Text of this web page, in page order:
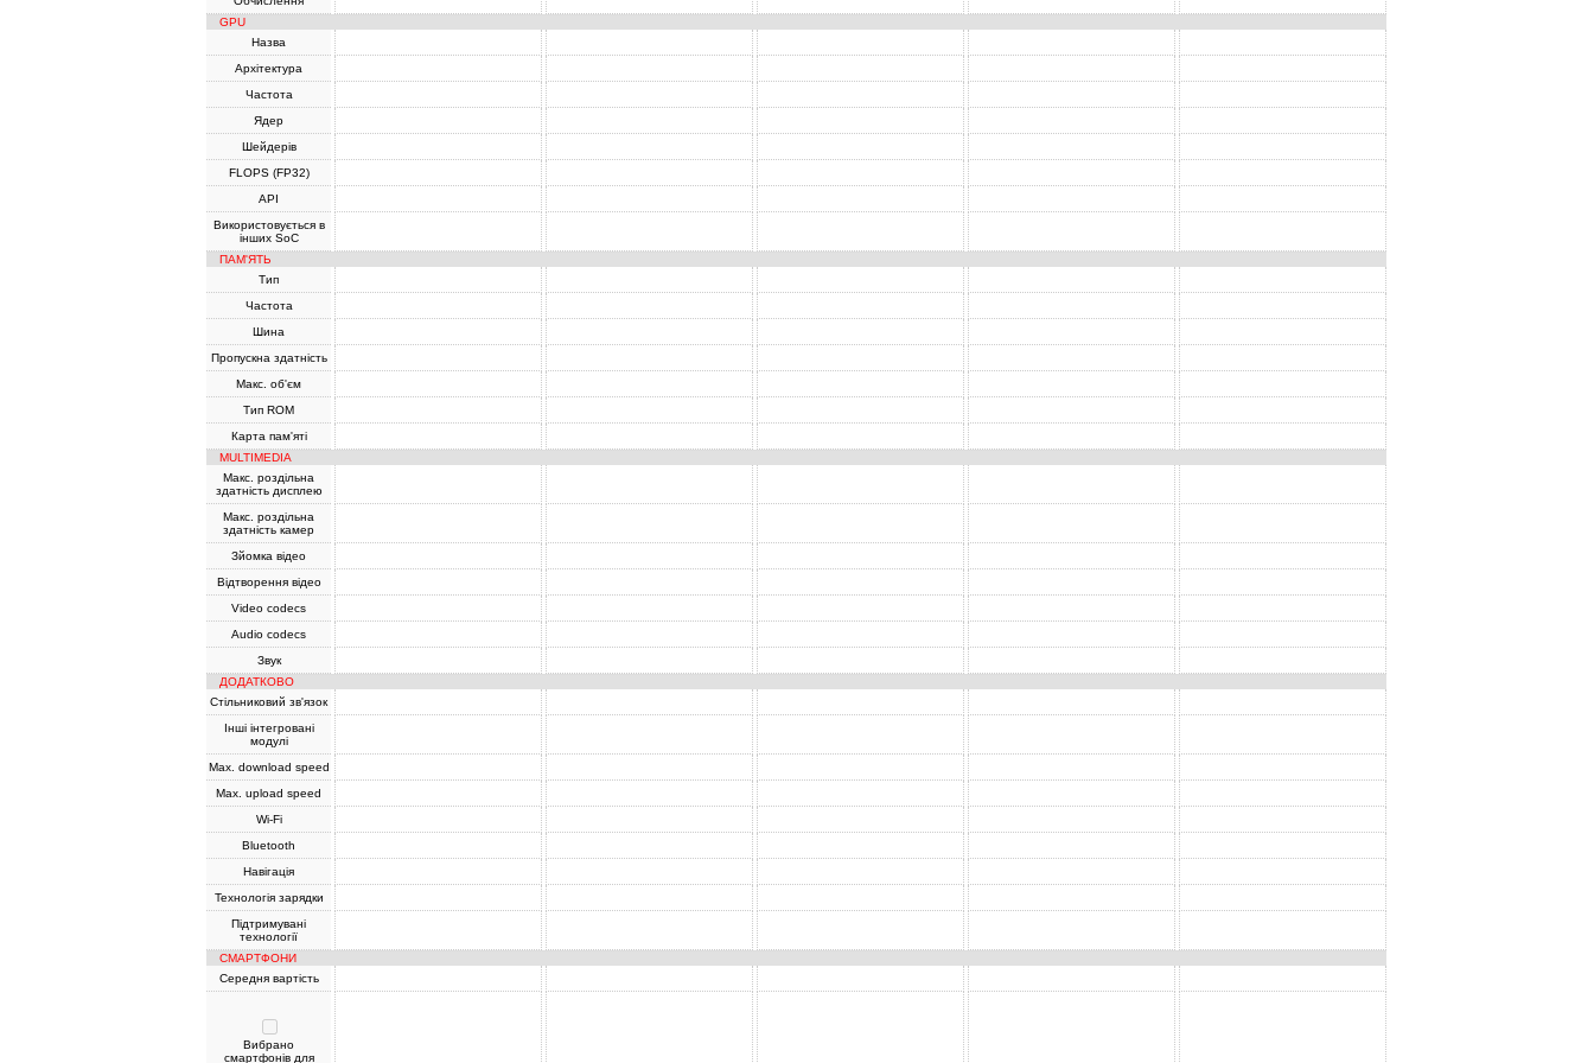
GPU
Назва
Архітектура
Частота
Ядер
Шейдерів
FLOPS (FP32)
API
Використовується в
інших SoC
ПАМ'ЯТЬ
Тип
Частота
Шина
Пропускна здатність
Макс. об'єм
Тип ROM
Карта пам'яті
MULTIMEDIA
Макс. роздільна
здатність дисплею
Макс. роздільна
здатність камер
Зйомка відео
Відтворення відео
Video codecs
Audio codecs
Звук
ДОДАТКОВО
Стільниковий зв'язок
Інші інтегровані
модулі
Max. download speed
Max. upload speed
Wi-Fi
Bluetooth
Навігація
Технологія зарядки
Підтримувані
технології
СМАРТФОНИ
Середня вартість
Вибрано
смартфонів для